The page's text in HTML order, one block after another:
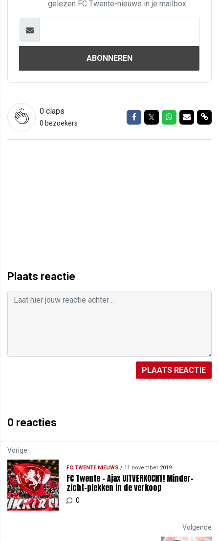
gelezen FC Twente-nieuws in je mailbox.
ABONNEREN
0 claps
0 bezoekers
Delen op Facebook
Delen op Twitter
Delen op
Delen
Plaats reactie
PLAATS REACTIE
0 reacties
Vorige
FC TWENTE NIEUWS / 11 november 2019
FC Twente - Ajax UITVERKOCHT! Minder-
zicht-plekken in de verkoop
0
Volgende